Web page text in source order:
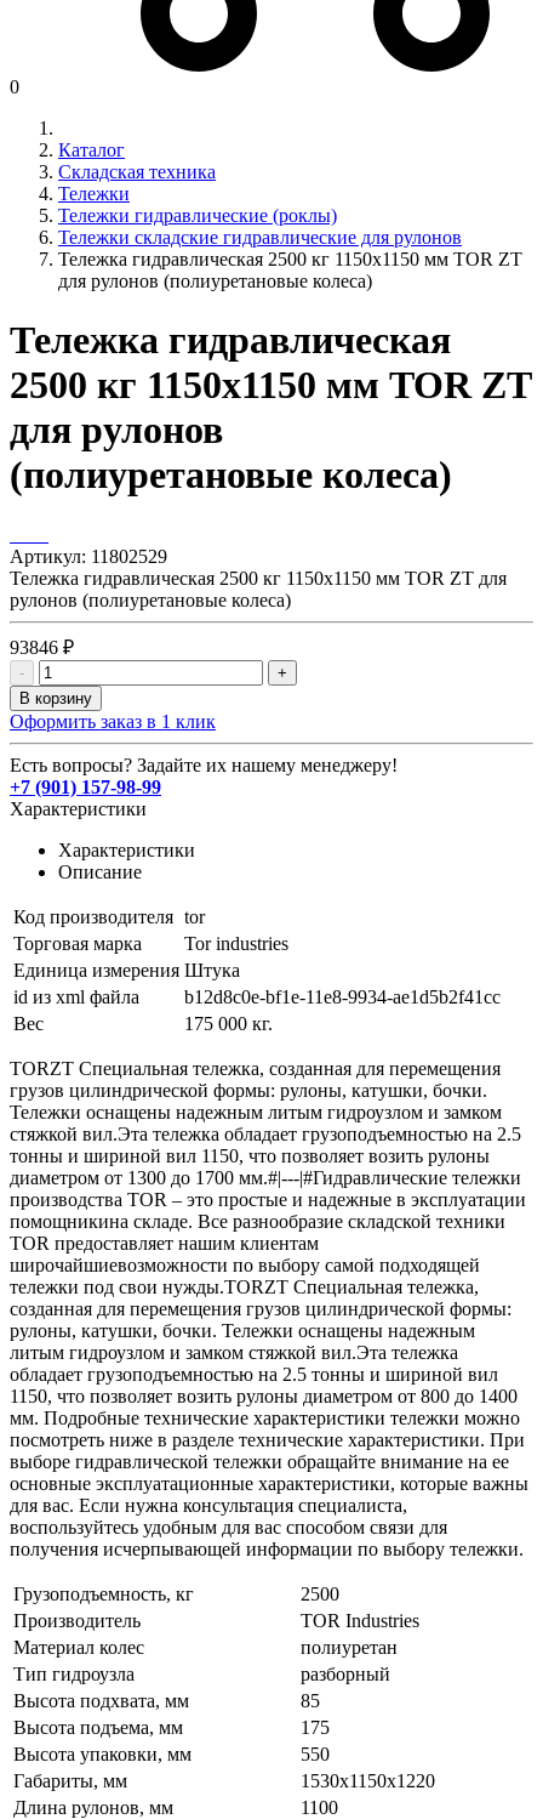
0
Каталог
Складская техника
Тележки
Тележки гидравлические (роклы)
Тележки складские гидравлические для рулонов
Тележка гидравлическая 2500 кг 1150х1150 мм TOR ZT
для рулонов (полиуретановые колеса)
Тележка гидравлическая
2500 кг 1150х1150 мм TOR ZT
для рулонов
(полиуретановые колеса)
Артикул: 11802529
Тележка гидравлическая 2500 кг 1150х1150 мм TOR ZT для
рулонов (полиуретановые колеса)
93846 ₽
-
+
В корзину
Оформить заказ в 1 клик
Есть вопросы? Задайте их нашему менеджеру!
+7 (901) 157-98-99
Характеристики
Характеристики
Описание
Код производителя tor
Торговая марка
Tor industries
Единица измерения Штука
id из xml файла
b12d8c0e-bf1e-11e8-9934-ae1d5b2f41cc
Вес
175 000 кг.
TORZT Специальная тележка, созданная для перемещения
грузов цилиндрической формы: рулоны, катушки, бочки.
Тележки оснащены надежным литым гидроузлом и замком
стяжкой вил.Эта тележка обладает грузоподъемностью на 2.5
тонны и шириной вил 1150, что позволяет возить рулоны
диаметром от 1300 до 1700 мм.#|---|#Гидравлические тележки
производства TOR – это простые и надежные в эксплуатации
помощникина складе. Все разнообразие складской техники
TOR предоставляет нашим клиентам
широчайшиевозможности по выбору самой подходящей
тележки под свои нужды.TORZT Специальная тележка,
созданная для перемещения грузов цилиндрической формы:
рулоны, катушки, бочки. Тележки оснащены надежным
литым гидроузлом и замком стяжкой вил.Эта тележка
обладает грузоподъемностью на 2.5 тонны и шириной вил
1150, что позволяет возить рулоны диаметром от 800 до 1400
мм. Подробные технические характеристики тележки можно
посмотреть ниже в разделе технические характеристики. При
выборе гидравлической тележки обращайте внимание на ее
основные эксплуатационные характеристики, которые важны
для вас. Если нужна консультация специалиста,
воспользуйтесь удобным для вас способом связи для
получения исчерпывающей информации по выбору тележки.
Грузоподъемность, кг
2500
Производитель
TOR Industries
Материал колес
полиуретан
Тип гидроузла
разборный
Высота подхвата, мм
85
Высота подъема, мм
175
Высота упаковки, мм
550
Габариты, мм
1530х1150х1220
Длина рулонов, мм
1100